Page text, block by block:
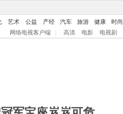
艺术 公益 产经 汽车 旅游 健康 时尚
网络电视客户端 高清 电影 电视剧